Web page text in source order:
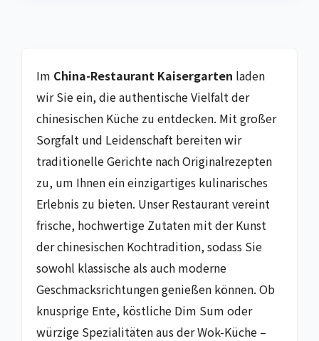
Im China-Restaurant Kaisergarten laden
wir Sie ein, die authentische Vielfalt der
chinesischen Küche zu entdecken. Mit großer
Sorgfalt und Leidenschaft bereiten wir
traditionelle Gerichte nach Originalrezepten
zu, um Ihnen ein einzigartiges kulinarisches
Erlebnis zu bieten. Unser Restaurant vereint
frische, hochwertige Zutaten mit der Kunst
der chinesischen Kochtradition, sodass Sie
sowohl klassische als auch moderne
Geschmacksrichtungen genießen können. Ob
knusprige Ente, köstliche Dim Sum oder
würzige Spezialitäten aus der Wok-Küche –